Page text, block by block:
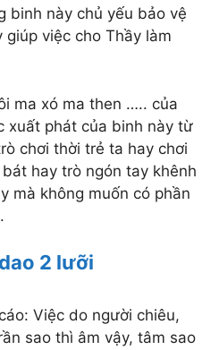
binh này chủ yếu bảo vệ
việc cho Thầy làm
ma xó ma then ….. của
xuất phát của binh này từ
chơi thời trẻ ta hay chơi
hay trò ngón tay khênh
mà không muốn có phần
2 lưỡi
Việc do người chiêu,
sao thì âm vậy, tâm sao